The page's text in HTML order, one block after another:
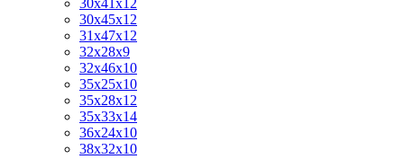
30х45х12
31х47х12
32х28х9
32х46х10
35х25х10
35х28х12
35х33х14
36х24х10
38х32х10